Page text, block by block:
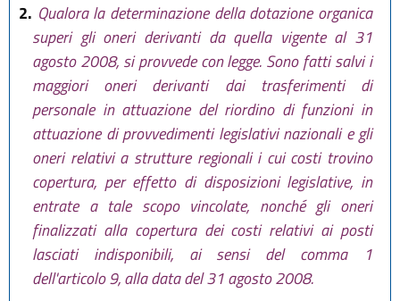
2. Qualora la determinazione della dotazione organica
superi gli oneri derivanti da quella vigente al 31
agosto 2008, si provvede con legge. Sono fatti salvi i
maggiori oneri derivanti dai trasferimenti di
personale in attuazione del riordino di funzioni in
attuazione di provvedimenti legislativi nazionali e gli
oneri relativi a strutture regionali i cui costi trovino
copertura, per effetto di disposizioni legislative, in
entrate a tale scopo vincolate, nonché gli oneri
finalizzati alla copertura dei costi relativi ai posti
lasciati indisponibili, ai sensi del comma 1
dell'articolo 9, alla data del 31 agosto 2008.